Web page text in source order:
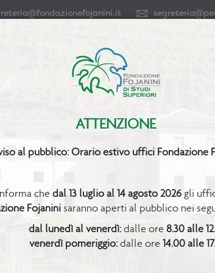
ATTENZIONE
al pubblico: Orario estivo uffici Fondazione
che dal 13 luglio al 14 agosto 2026 gli
Fojaninisaranno aperti al pubblico nei
dal lunedì al venerdì:dalle ore 8.30 alle
venerdì pomeriggio: dalle ore 14.00 alle
Settori e Servizi
- Bollettino irrigazione n.